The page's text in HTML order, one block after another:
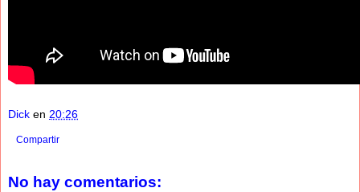
Dick en 20:26
Compartir
No hay comentarios: